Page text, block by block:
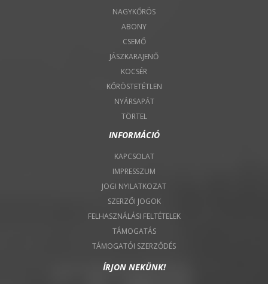
NAGYKŐRÖS
ABONY
CSEMŐ
JÁSZKARAJENŐ
KOCSÉR
KŐRÖSTETÉTLEN
NYÁRSAPÁT
TÖRTEL
INFORMÁCIÓ
KAPCSOLAT
IMPRESSZUM
JOGI NYILATKOZAT
SZERZŐI JOGOK
FELHASZNÁLÁSI FELTÉTELEK
TÁMOGATÁS
TÁMOGATÓI SZERZŐDÉS
ÍRJON NEKÜNK!